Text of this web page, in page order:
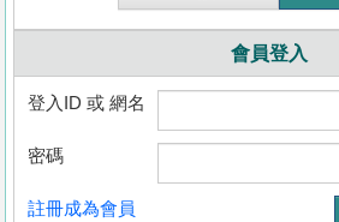
會員登入
登入ID 或 網名
密碼
註冊成為會員